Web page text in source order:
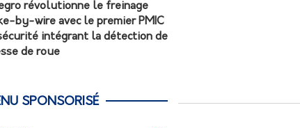
révolutionne le freinage
by-wire avec le premier PMIC
intégrant la détection de
de roue
SPONSORISÉ